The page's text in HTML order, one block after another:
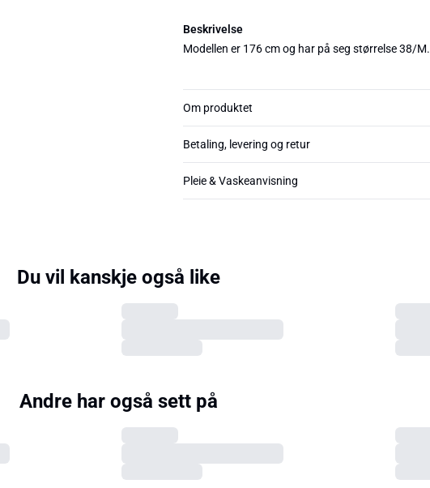
Beskrivelse
Modellen er 176 cm og har på seg størrelse 38/M.
Om produktet
Betaling, levering og retur
Pleie & Vaskeanvisning
Du vil kanskje også like
Andre har også sett på